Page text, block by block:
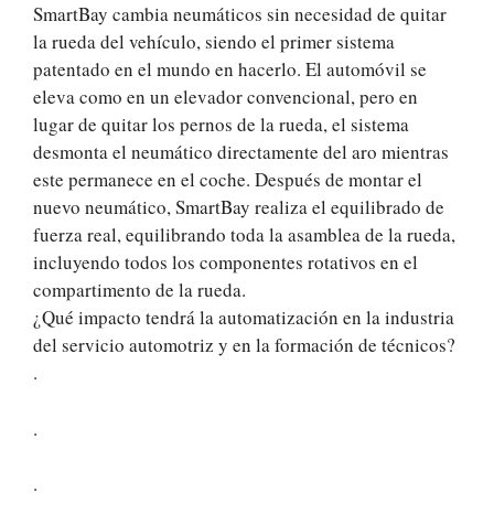
SmartBay cambia neumáticos sin necesidad de quitar
la rueda del vehículo, siendo el primer sistema
patentado en el mundo en hacerlo. El automóvil se
eleva como en un elevador convencional, pero en
lugar de quitar los pernos de la rueda, el sistema
desmonta el neumático directamente del aro mientras
este permanece en el coche. Después de montar el
nuevo neumático, SmartBay realiza el equilibrado de
fuerza real, equilibrando toda la asamblea de la rueda,
incluyendo todos los componentes rotativos en el
compartimento de la rueda.
¿Qué impacto tendrá la automatización en la industria
del servicio automotriz y en la formación de técnicos?
.
.
.